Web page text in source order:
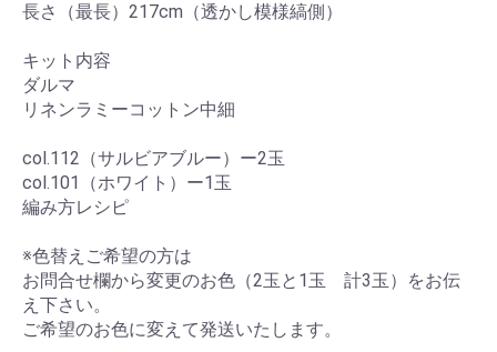
長さ（最長）217cm（透かし模様縞側）
キット内容
ダルマ
リネンラミーコットン中細
col.112（サルビアブルー）ー2玉
col.101（ホワイト）ー1玉
編み方レシピ
※色替えご希望の方は
お問合せ欄から変更のお色（2玉と1玉 計3玉）をお伝
え下さい。
ご希望のお色に変えて発送いたします。